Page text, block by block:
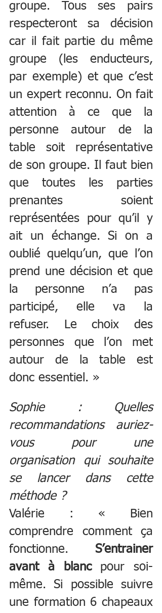
groupe. Tous ses pairs
respecteront sa décision
car il fait partie du même
groupe (les enducteurs,
par exemple) et que c’est
un expert reconnu. On fait
attention à ce que la
personne autour de la
table soit représentative
de son groupe. Il faut bien
que toutes les parties
prenantes soient
représentées pour qu’il y
ait un échange. Si on a
oublié quelqu’un, que l’on
prend une décision et que
la personne n’a pas
participé, elle va la
refuser. Le choix des
personnes que l’on met
autour de la table est
donc essentiel. »
Sophie : Quelles
recommandations auriez-
vous pour une
organisation qui souhaite
se lancer dans cette
méthode ?
Valérie : « Bien
comprendre comment ça
fonctionne. S’entrainer
avant à blanc pour soi-
même. Si possible suivre
une formation 6 chapeaux